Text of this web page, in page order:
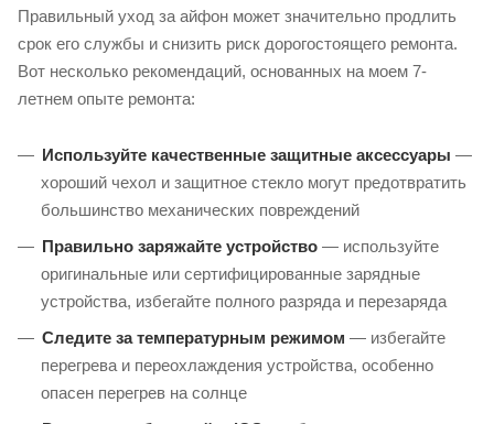
Правильный уход за айфон может значительно продлить
срок его службы и снизить риск дорогостоящего ремонта.
Вот несколько рекомендаций, основанных на моем 7-
летнем опыте ремонта:
Используйте качественные защитные аксессуары —
хороший чехол и защитное стекло могут предотвратить
большинство механических повреждений
Правильно заряжайте устройство — используйте
оригинальные или сертифицированные зарядные
устройства, избегайте полного разряда и перезаряда
Следите за температурным режимом — избегайте
перегрева и переохлаждения устройства, особенно
опасен перегрев на солнце